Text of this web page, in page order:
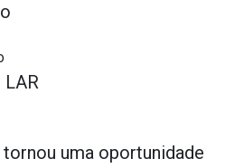
LAR
uma oportunidade